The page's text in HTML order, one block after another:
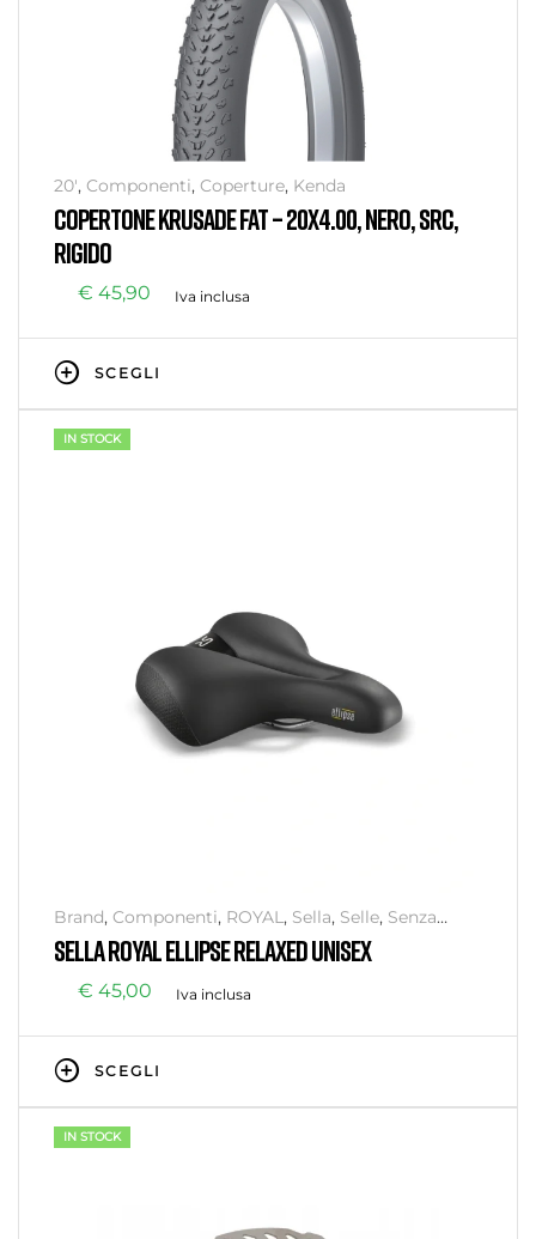
20', Componenti, Coperture, Kenda
COPERTONE KRUSADE FAT – 20X4.00, NERO, SRC,
RIGIDO
€ 45,90 Iva inclusa
SCEGLI
IN STOCK
Brand, Componenti, ROYAL, Sella, Selle, Senza
categoria
SELLA ROYAL ELLIPSE RELAXED UNISEX
€ 45,00 Iva inclusa
SCEGLI
IN STOCK